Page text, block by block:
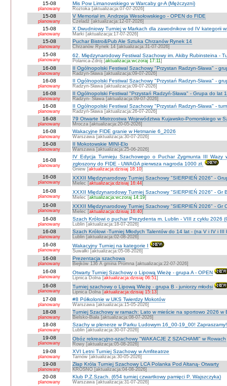
15-08
planowany
Mis Pow Limanowskiego w Warcaby gr-A (Mężczyzni)
Roztoka [aktualizacja:07-07-2026]
15-08
planowany
V Memoriał im. Andrzeja Wesołowskiego - OPEN do FIDE
Czeladź [aktualizacja:12-07-2026]
15-08
planowany
X Dwudniowy Turniej w Markach dla zawodnikow od IV kategorii
Marki [aktualizacja:17-07-2026]
15-08
planowany
Puchar Bistro&Pub Ale Sztuka Chrzanów Rynek 14
Chrzanów Rynek 14 [aktualizacja:31-07-2026]
15-08
planowany
62. Międzynarodowy Festiwal Szachowy im. Akiby Rubinsteina -
Polanica-Zdrój [aktualizacja:wczoraj 17:11]
16-08
planowany
II Ogólnopolski Festiwal Szachowy "Przystan Radzyn-Sława" -
Radzyn-Sława [aktualizacja:09-07-2026]
16-08
planowany
II Ogólnopolski Festiwal Szachowy "Przystań Radzyn-Sława" -
Radzyn-Sława [aktualizacja:09-07-2026]
16-08
planowany
II Ogólnopolski Festiwal "Przystań Radzyń-Sława" - Grupa do lat
Radzyn- Sława [aktualizacja:09-07-2026]
16-08
planowany
II Ogólnopolski Festiwal Szachowy "Przystań Radzyn-Sława" -
Radzyń-Sława [aktualizacja:26-07-2026]
16-08
planowany
79 Otwarte Mistrzostwa Województwa Kujawsko-Pomorskiego w
Mrocza [aktualizacja:20-05-2026]
16-08
planowany
Wakacyjne FIDE granie w Hetmanie 6_2026
Warszawa [aktualizacja:30-07-2026]
16-08
planowany
II Mokotowskie MINI-Elo
Warszawa [aktualizacja:25-06-2026]
16-08
planowany
IV Edycja Turnieju Szachowego o Puchar Zygmunta III Wazy
zgłoszony do FIDE - UWAGA pierwsza nagroda 1000 zł.
Gniew [aktualizacja:dzisiaj 18:10]
16-08
planowany
XXXII Międzynarodowy Turniej Szachowy "SIERPIEŃ 2026" -
Mielec [aktualizacja:dzisiaj 16:44]
16-08
planowany
XXXII Międzynarodowy Turniej Szachowy "SIERPIEŃ 2026" - Gr
Mielec [aktualizacja:wczoraj 14:19]
16-08
planowany
XXXII Międzynarodowy Turniej Szachowy "SIERPIEŃ 2026" - Gr
Mielec [aktualizacja:dzisiaj 16:40]
16-08
planowany
Szach Królowi o puchar Prezydenta m. Lublin - VIII z cyklu 2026
Lublin [aktualizacja:18-07-2026]
16-08
planowany
Szach Królowi -Turniej Młodych Talentów do 14 lat - (na V i IV i III
Lublin [aktualizacja:02-08-2026]
16-08
planowany
Wakacyjny Turniej na kategorie I
Suwałki [aktualizacja:05-08-2026]
16-08
planowany
Prezentacja szachowa
Biejków 136 A gmina Promna [aktualizacja:22-07-2026]
16-08
planowany
Otwarty Turniej Szachowy o Lipową Wieżę - grupa A - OPEN
Lipnica Dolna [aktualizacja:dzisiaj 06:51]
16-08
planowany
Turniej szachowy o Lipową Wieżę - grupa B - juniorzy młodsi
Lipnica Dolna [aktualizacja:dzisiaj 15:13]
17-08
planowany
#8 Półkolonie w UKS Twierdzy Mokotów
Warszawa [aktualizacja:15-05-2026]
18-08
planowany
Turniej Szachowy w ramach: Lato w mieście na sportowo 2026 w
Bielsko-Biała [aktualizacja:08-07-2026]
18-08
planowany
Szachy w plenerze w Parku Ludowym 16_00-19_00! Zapraszamy!
Lublin [aktualizacja:30-07-2026]
19-08
planowany
Obóz rekreacyjno-szachowy "WAKACJE Z SZACHAMI" w Rowach
Rowy [aktualizacja:05-08-2026]
19-08
planowany
XVI Letni Turniej Szachowy w Amfiteatrze
Tarnów [aktualizacja:30-05-2026]
19-08
planowany
Złap Króla Turniej Szachowy LCA Polanka Pod Altaną- Otwarty
KROSNO [aktualizacja:04-08-2026]
20-08
planowany
Klub P.Z.Szach. (654 turniej czwartkowy pamięci P. Wajszczyka)
Warszawa [aktualizacja:31-07-2026]